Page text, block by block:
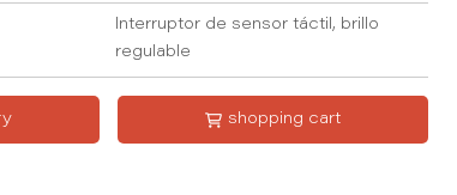
Interruptor de sensor táctil, brillo
regulable
shopping cart